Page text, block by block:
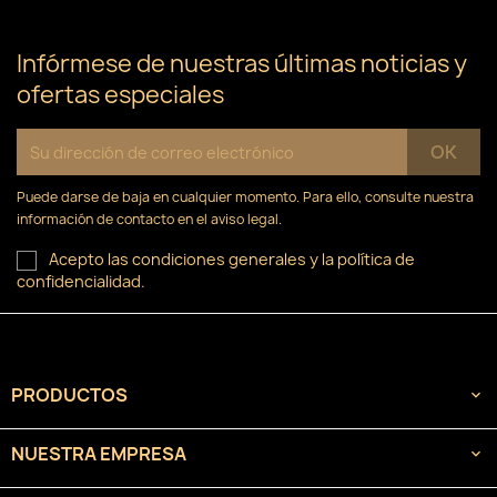
Infórmese de nuestras últimas noticias y
ofertas especiales
Puede darse de baja en cualquier momento. Para ello, consulte nuestra
información de contacto en el aviso legal.
Acepto las condiciones generales y la política de
confidencialidad.
PRODUCTOS 
NUESTRA EMPRESA 